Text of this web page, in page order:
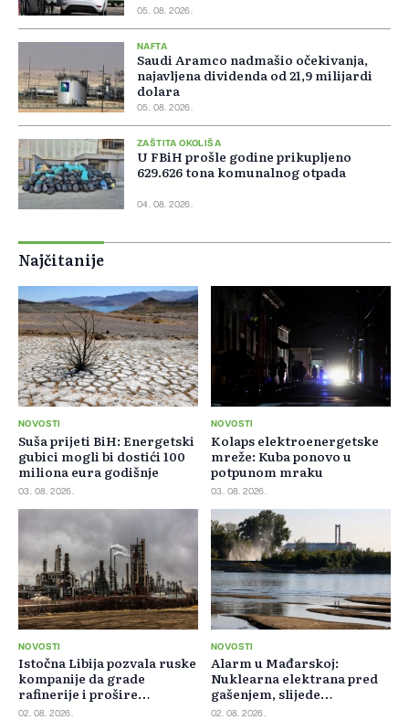
05. 08. 2026.
NAFTA
Saudi Aramco nadmašio očekivanja,
najavljena dividenda od 21,9 milijardi
dolara
05. 08. 2026.
ZAŠTITA OKOLIŠA
U FBiH prošle godine prikupljeno
629.626 tona komunalnog otpada
04. 08. 2026.
Najčitanije
NOVOSTI
Suša prijeti BiH: Energetski
gubici mogli bi dostići 100
miliona eura godišnje
03. 08. 2026.
NOVOSTI
Kolaps elektroenergetske
mreže: Kuba ponovo u
potpunom mraku
03. 08. 2026.
NOVOSTI
Istočna Libija pozvala ruske
kompanije da grade
rafinerije i prošire
energetsku saradnju
02. 08. 2026.
NOVOSTI
Alarm u Mađarskoj:
Nuklearna elektrana pred
gašenjem, slijede
restrikcije struje i vode
02. 08. 2026.